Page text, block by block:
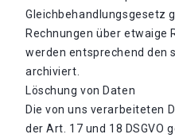
Gleichbehandlungsgesetz
Rechnungen über etwaige
werden entsprechend den
archiviert.
Löschung von Daten
Die von uns verarbeiteten
der Art. 17 und 18 DSGVO